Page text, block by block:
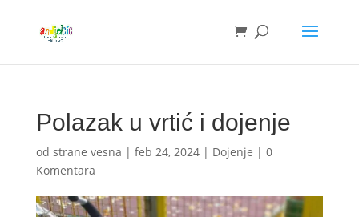
Polazak u vrtić i dojenje
od strane vesna | feb 24, 2024| Dojenje | 0
Komentara